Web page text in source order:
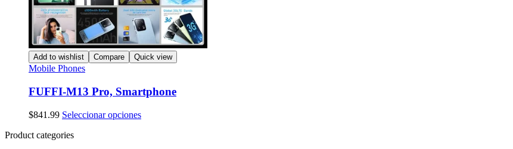
Add to wishlist Compare Quick view
Mobile Phones
FUFFI-M13 Pro, Smartphone
$841.99 Seleccionar opcionesEste
Product categories